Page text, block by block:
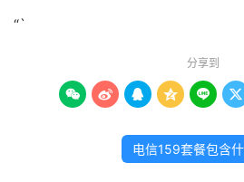
“`
分享到
     
电信159套餐包含什